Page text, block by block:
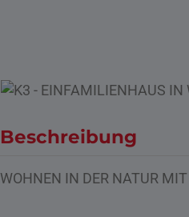
Beschreibung
WOHNEN IN DER NATUR